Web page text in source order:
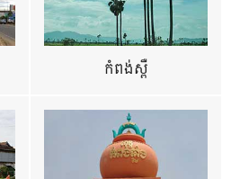
កំពង់ស្ពឺ